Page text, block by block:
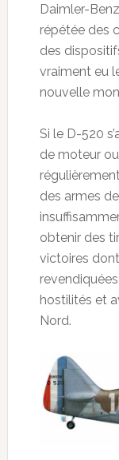
Daimler-
répétée des
des
vraiment eu
nouvelle
Si le D-520
de moteur
des armes
obtenir des
victoires
hostilités et
Nord.